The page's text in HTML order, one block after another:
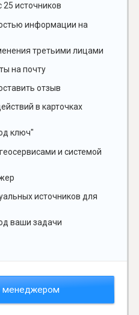
25 источников
информации на
третьими лицами
на почту
отзыв
в карточках
ключ"
и системой
источников для
ваши задачи
менеджером